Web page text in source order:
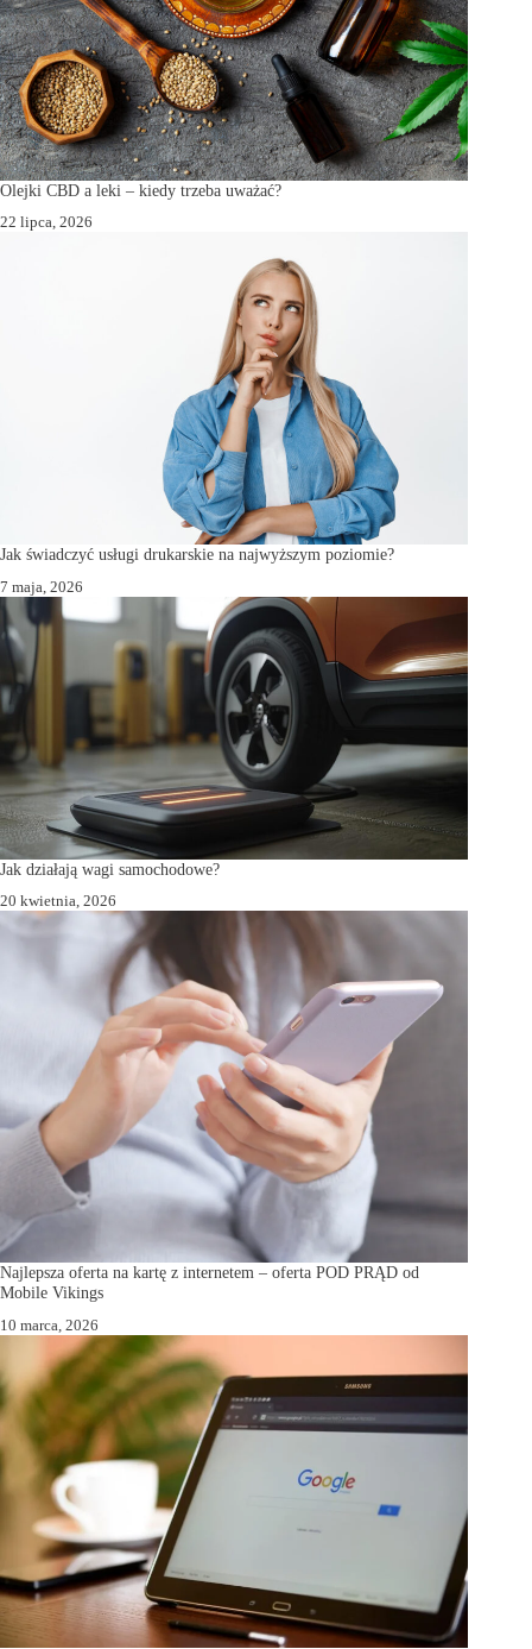
Olejki CBD a leki – kiedy trzeba uważać?
22 lipca, 2026
Jak świadczyć usługi drukarskie na najwyższym poziomie?
7 maja, 2026
Jak działają wagi samochodowe?
20 kwietnia, 2026
Najlepsza oferta na kartę z internetem – oferta POD PRĄD od
Mobile Vikings
10 marca, 2026